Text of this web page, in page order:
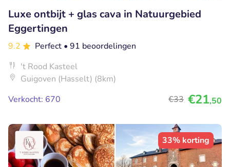
Luxe ontbijt + glas cava in Natuurgebied
Eggertingen
9.2 Perfect • 91 beoordelingen
't Rood Kasteel
Guigoven (Hasselt) (8km)
Verkocht: 670
€33 €21,50
33% korting